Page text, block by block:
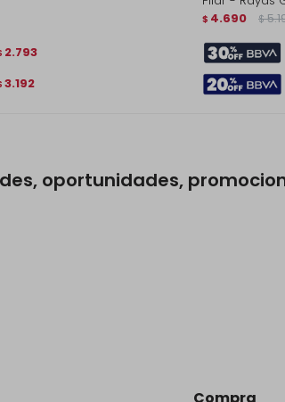
2.793
3.192
$ 4.690 $
oportunidades,
Compra